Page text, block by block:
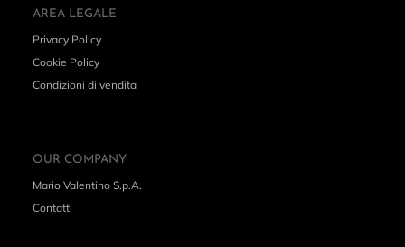
AREA LEGALE
Privacy Policy
Cookie Policy
Condizioni di vendita
OUR COMPANY
Mario Valentino S.p.A.
Contatti